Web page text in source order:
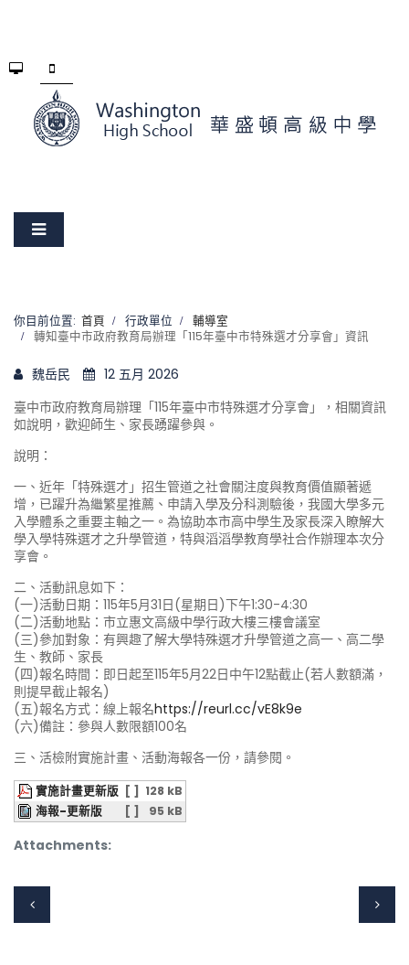
你目前位置: 首頁 行政單位
輔導室
轉知臺中市政府教育局辦理「115年臺中市特殊選才分享會」資訊
魏岳民
12 五月 2026
臺中市政府教育局辦理「115年臺中市特殊選才分享會」，相關資訊
如說明，歡迎師生、家長踴躍參與。
說明：
一、近年「特殊選才」招生管道之社會關注度與教育價值顯著遞
增，已躍升為繼繁星推薦、申請入學及分科測驗後，我國大學多元
入學體系之重要主軸之一。為協助本市高中學生及家長深入瞭解大
學入學特殊選才之升學管道，特與滔滔學教育學社合作辦理本次分
享會。
二、活動訊息如下：
(一)活動日期：115年5月31日(星期日)下午1:30-4:30
(二)活動地點：市立惠文高級中學行政大樓三樓會議室
(三)參加對象：有興趣了解大學特殊選才升學管道之高一、高二學
生、教師、家長
(四)報名時間：即日起至115年5月22日中午12點截止(若人數額滿，
則提早截止報名)
(五)報名方式：線上報名https://reurl.cc/vE8k9e
(六)備註：參與人數限額100名
三、活檢附實施計畫、活動海報各一份，請參閱。
Attachments:
實施計畫更新版 [ ]
128 kB
海報-更新版
[ ] 95 kB